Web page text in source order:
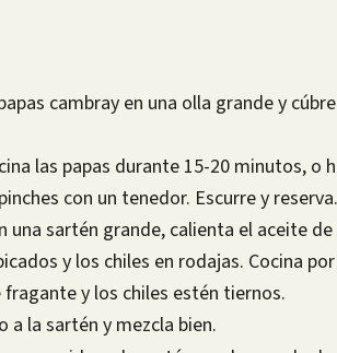
cambray en una olla grande y
las papas durante 15-20 minutos, o
con un tenedor. Escurre y reserva.
una sartén grande, calienta el aceite
y los chiles en rodajas. Cocina
y los chiles estén tiernos.
a la sartén y mezcla bien.